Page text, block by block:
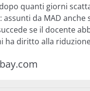
quanti giorni
assunti da MAD anche
se il docente
ha diritto alla